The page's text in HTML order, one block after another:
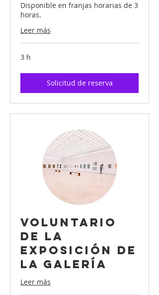
Disponible en franjas horarias de 3
horas.
Leer más
3 h
Solicitud de reserva
Voluntario
de la
exposición de
la galería
Leer más